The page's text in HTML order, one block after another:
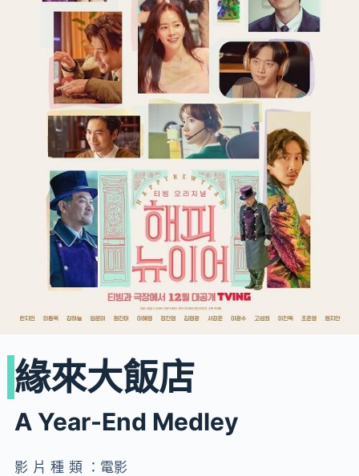
緣來大飯店
A Year-End Medley
影片種類： 電影